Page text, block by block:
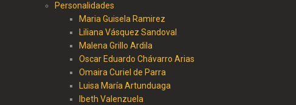
Personalidades
Maria Guisela Ramirez
Liliana Vásquez Sandoval
Malena Grillo Ardila
Oscar Eduardo Chávarro Arias
Omaira Curiel de Parra
Luisa María Artunduaga
Ibeth Valenzuela